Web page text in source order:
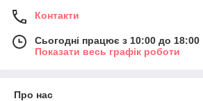
Контакти
Сьогодні працює з 10:00 до 18:00
Показати весь графік роботи
Про нас